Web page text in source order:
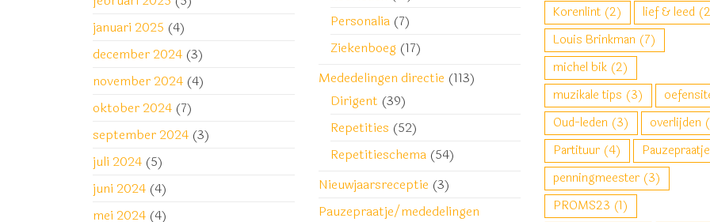
januari 2025 (4)
december 2024 (3)
november 2024 (4)
oktober 2024 (7)
september 2024 (3)
juli 2024 (5)
juni 2024 (4)
mei 2024 (4)
Personalia (7)
Ziekenboeg (17)
Mededelingen directie (113)
Dirigent (39)
Repetities (52)
Repetitieschema (54)
Nieuwjaarsreceptie (3)
Pauzepraatje/mededelingen
Korenlint (2) lief & leed
Louis Brinkman (7)
michel bik (2)
muzikale tips (3)
Oud-leden (3) overlijden
Partituur (4)
Pauzepraatje
penningmeester (3)
PROMS23 (1)